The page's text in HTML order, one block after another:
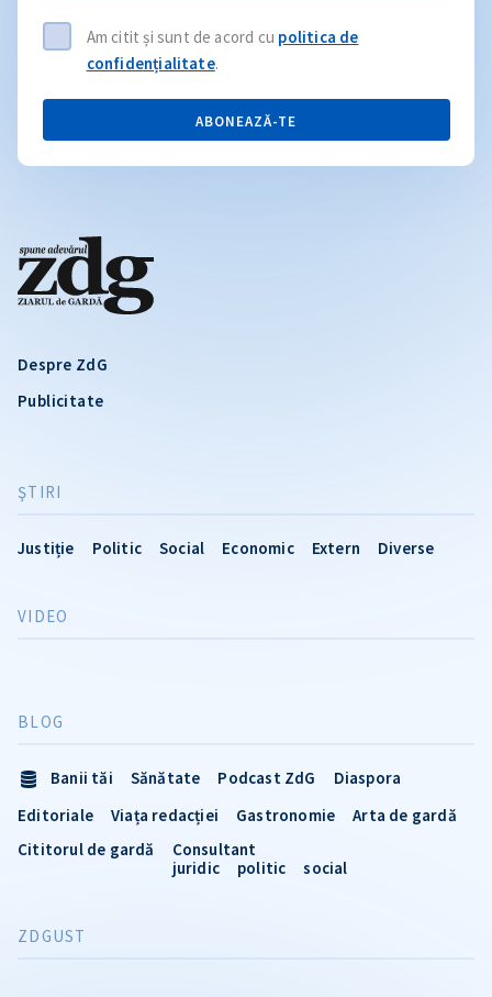
Despre ZdG
Publicitate
ŞTIRI
Justiție Politic Social Economic Extern Diverse
VIDEO
BLOG
Banii tăi Sănătate Podcast ZdG
Diaspora
Editoriale
Viața redacției Gastronomie
Arta de gardă
Cititorul de gardă
Consultant
juridic
politic social
ZDGUST
Am citit și sunt de acord cu politica de
confidențialitate.
ABONEAZĂ-TE